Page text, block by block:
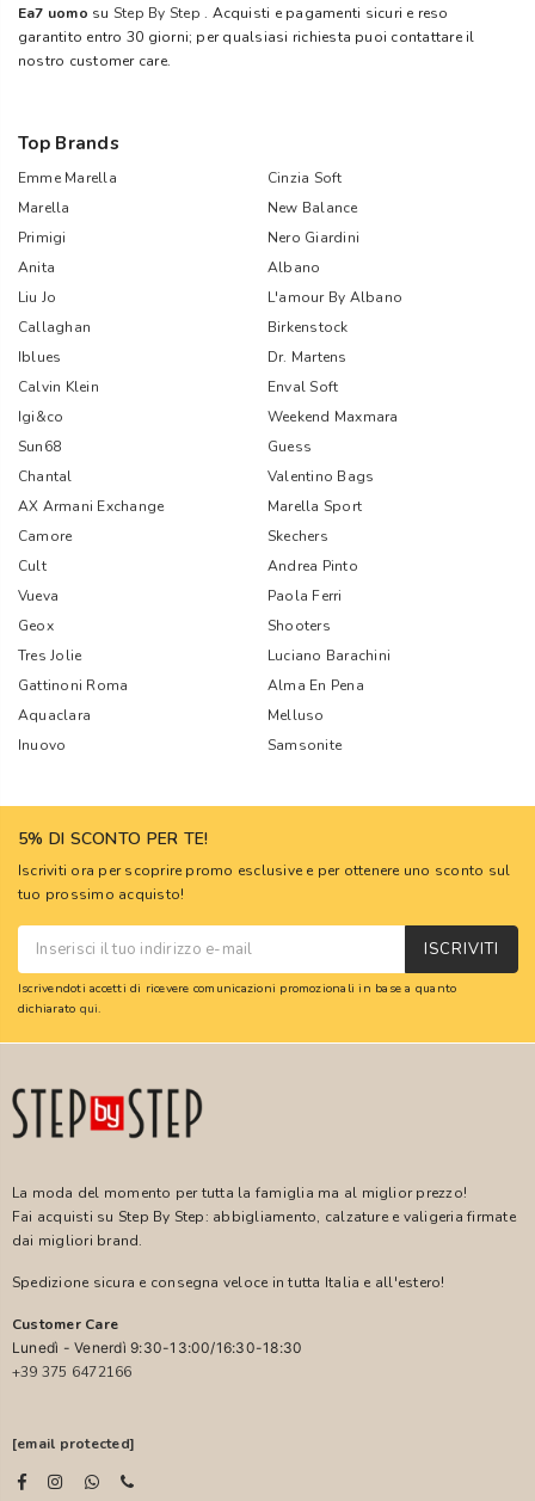
Ea7 uomo su Step By Step . Acquisti e pagamenti sicuri e reso
garantito entro 30 giorni; per qualsiasi richiesta puoi contattare il
nostro customer care.
Top Brands
Emme Marella
Cinzia Soft
Marella
New Balance
Primigi
Nero Giardini
Anita
Albano
Liu Jo
L'amour By Albano
Callaghan
Birkenstock
Iblues
Dr. Martens
Calvin Klein
Enval Soft
Igi&co
Weekend Maxmara
Sun68
Guess
Chantal
Valentino Bags
AX Armani Exchange
Marella Sport
Camore
Skechers
Cult
Andrea Pinto
Vueva
Paola Ferri
Geox
Shooters
Tres Jolie
Luciano Barachini
Gattinoni Roma
Alma En Pena
Aquaclara
Melluso
Inuovo
Samsonite
5% DI SCONTO PER TE!
Iscriviti ora per scoprire promo esclusive e per ottenere uno sconto sul
tuo prossimo acquisto!
ISCRIVITI
Iscrivendoti accetti di ricevere comunicazioni promozionali in base a quanto
dichiarato qui.
La moda del momento per tutta la famiglia ma al miglior prezzo!
Fai acquisti su Step By Step: abbigliamento, calzature e valigeria firmate
dai migliori brand.
Spedizione sicura e consegna veloce in tutta Italia e all'estero!
Customer Care
Lunedì - Venerdì 9:30-13:00/16:30-18:30
+39 375 6472166
[email protected]